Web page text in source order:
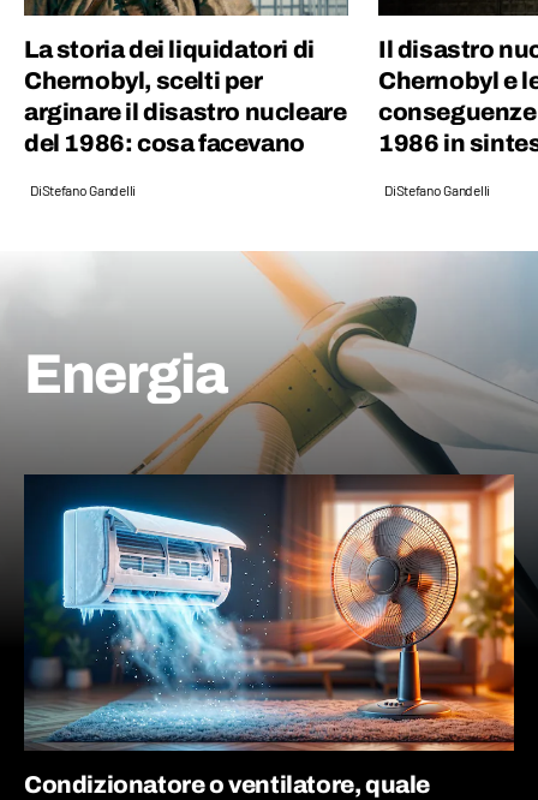
La storia dei liquidatori di
Chernobyl, scelti per
arginare il disastro nucleare
del 1986: cosa facevano
DiStefano Gandelli
Il disastro
Chernobyl e
1986 in
DiStefano Gandelli
Energia
Condizionatore o ventilatore, quale